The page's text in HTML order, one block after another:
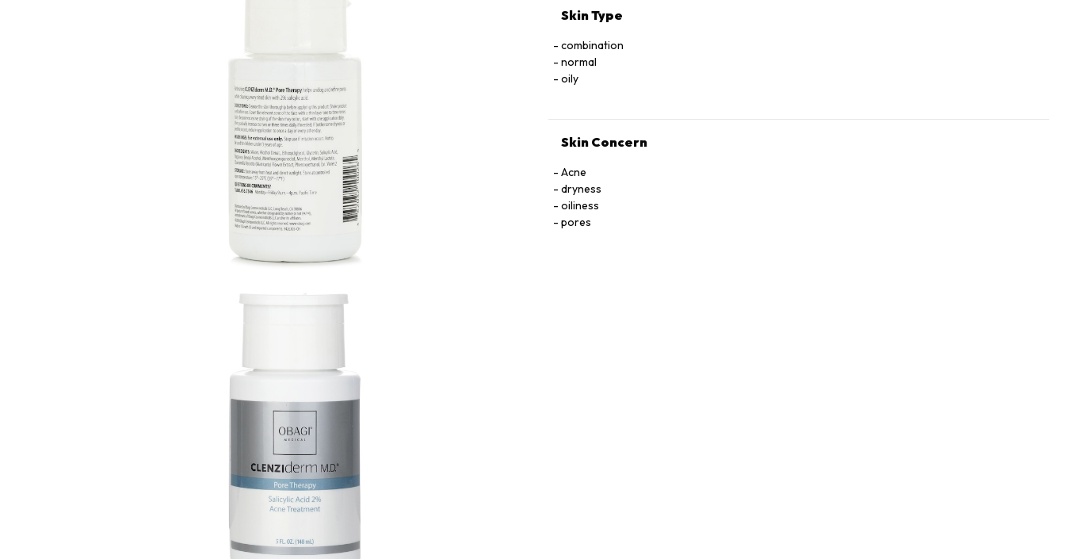
Skin Type
combination
normal
oily
Skin Concern
Acne
dryness
oiliness
pores